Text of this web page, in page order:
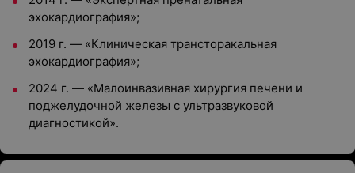
эхокардиография»;
2019 г. — «Клиническая трансторакальная
эхокардиография»;
2024 г. — «Малоинвазивная хирургия печени и
поджелудочной железы с ультразвуковой
диагностикой».